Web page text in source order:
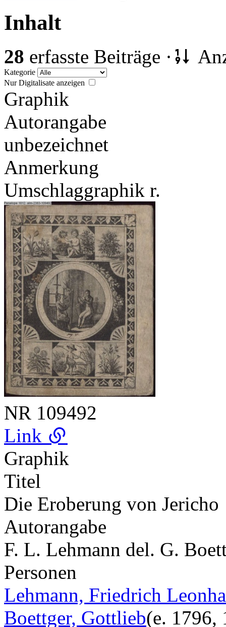
Inhalt
28 erfasste Beiträge ·
Kategorie
Nur Digitalisate anzeigen
Graphik
Autorangabe
unbezeichnet
Anmerkung
Umschlaggraphik r.
NR 109492
Link
Graphik
Titel
Die Eroberung von Jericho
Autorangabe
F. L. Lehmann del. G.
Personen
Lehmann, Friedrich
Boettger, Gottlieb(e. 1796,